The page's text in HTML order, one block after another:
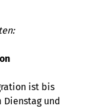
ist bis
Dienstag und